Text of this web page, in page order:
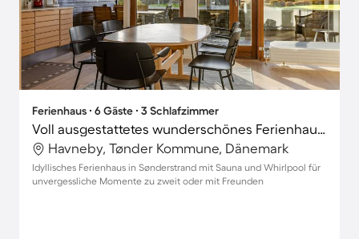
Ferienhaus ∙ 6 Gäste ∙ 3 Schlafzimmer
Voll ausgestattetes wunderschönes Ferienhaus mit Whirlpool, Grill und Terrasse
Havneby, Tønder Kommune, Dänemark
Idyllisches Ferienhaus in Sønderstrand mit Sauna und Whirlpool für
unvergessliche Momente zu zweit oder mit Freunden